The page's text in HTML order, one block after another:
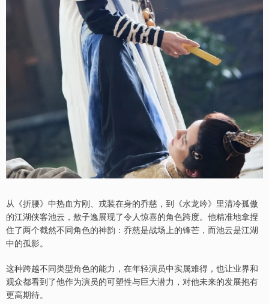
从《折腰》中热血方刚、戎装在身的乔慈，到《水龙吟》里清冷孤傲
的江湖侠客池云，敖子逸展现了令人惊喜的角色跨度。他精准地拿捏
住了两个截然不同角色的神韵：乔慈是战场上的锋芒，而池云是江湖
中的孤影。
这种跨越不同类型角色的能力，在年轻演员中实属难得，也让业界和
观众都看到了他作为演员的可塑性与巨大潜力，对他未来的发展抱有
更高期待。